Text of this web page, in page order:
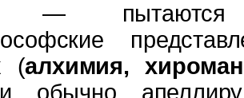
— пытаются
(алхимия,
обычно